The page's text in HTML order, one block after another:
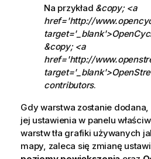
a
Na przykład &copy; <a
href='http://
&copy; <a
href='http://
contributors.
Gdy warstwa zostanie
jej ustawienia w panelu
warstw tła grafiki używanych
mapy, zaleca się zmianę